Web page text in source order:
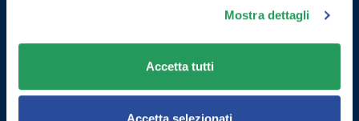
Mostra dettagli
Accetta tutti
ESERCIZI E INTEGRATORI